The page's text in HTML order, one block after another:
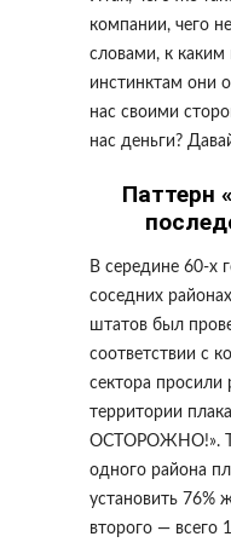
компании, чего
словами, к
инстинктам они
нас своими
нас деньги?
Паттерн
В середине 60-х
соседних
штатов был
соответствии с
сектора просили
территории
ОСТОРОЖНО!».
одного района
установить 76%
второго — всего